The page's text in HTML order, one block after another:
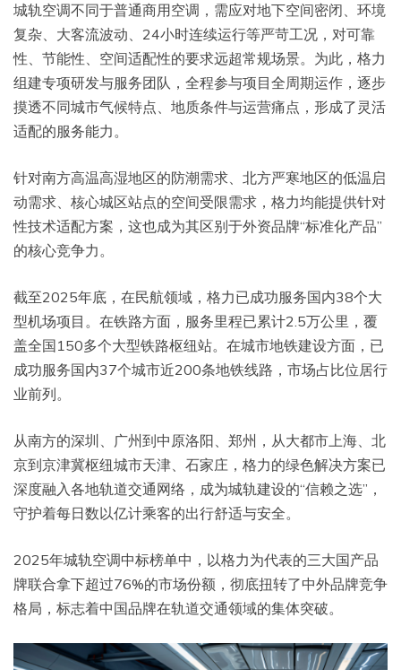
城轨空调不同于普通商用空调，需应对地下空间密闭、环境
复杂、大客流波动、24小时连续运行等严苛工况，对可靠
性、节能性、空间适配性的要求远超常规场景。为此，格力
组建专项研发与服务团队，全程参与项目全周期运作，逐步
摸透不同城市气候特点、地质条件与运营痛点，形成了灵活
适配的服务能力。
针对南方高温高湿地区的防潮需求、北方严寒地区的低温启
动需求、核心城区站点的空间受限需求，格力均能提供针对
性技术适配方案，这也成为其区别于外资品牌“标准化产品”
的核心竞争力。
截至2025年底，在民航领域，格力已成功服务国内38个大
型机场项目。在铁路方面，服务里程已累计2.5万公里，覆
盖全国150多个大型铁路枢纽站。在城市地铁建设方面，已
成功服务国内37个城市近200条地铁线路，市场占比位居行
业前列。
从南方的深圳、广州到中原洛阳、郑州，从大都市上海、北
京到京津冀枢纽城市天津、石家庄，格力的绿色解决方案已
深度融入各地轨道交通网络，成为城轨建设的“信赖之选”，
守护着每日数以亿计乘客的出行舒适与安全。
2025年城轨空调中标榜单中，以格力为代表的三大国产品
牌联合拿下超过76%的市场份额，彻底扭转了中外品牌竞争
格局，标志着中国品牌在轨道交通领域的集体突破。